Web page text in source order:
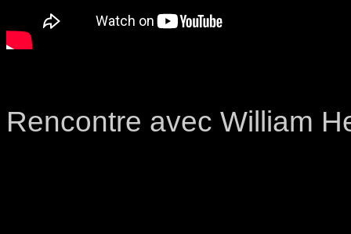
Rencontre avec William